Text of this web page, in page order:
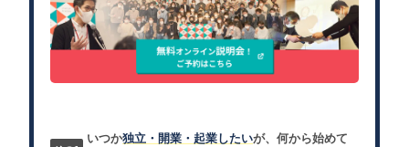
いつか独立・開業・起業したいが、何から始めて